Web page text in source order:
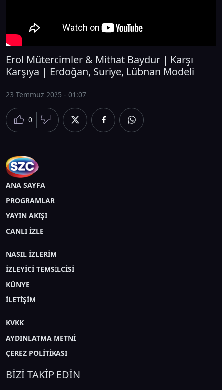
Erol Mütercimler & Mithat Baydur | Karşı
Karşıya | Erdoğan, Suriye, Lübnan Modeli
23 Temmuz 2025 - 01:07
0
ANA SAYFA
PROGRAMLAR
YAYIN AKIŞI
CANLI İZLE
NASIL İZLERİM
İZLEYİCİ TEMSİLCİSİ
KÜNYE
İLETİŞİM
KVKK
AYDINLATMA METNİ
ÇEREZ POLİTİKASI
BİZİ TAKİP EDİN